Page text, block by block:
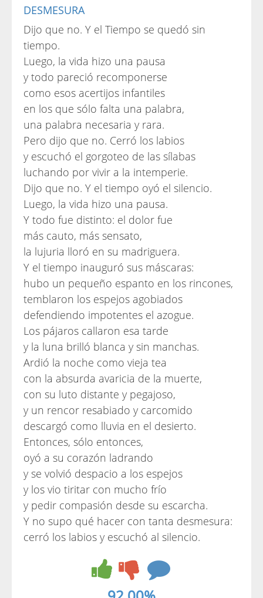
DESMESURA
Dijo que no. Y el Tiempo se quedó sin
tiempo.
Luego, la vida hizo una pausa
y todo pareció recomponerse
como esos acertijos infantiles
en los que sólo falta una palabra,
una palabra necesaria y rara.
Pero dijo que no. Cerró los labios
y escuchó el gorgoteo de las sílabas
luchando por vivir a la intemperie.
Dijo que no. Y el tiempo oyó el silencio.
Luego, la vida hizo una pausa.
Y todo fue distinto: el dolor fue
más cauto, más sensato,
la lujuria lloró en su madriguera.
Y el tiempo inauguró sus máscaras:
hubo un pequeño espanto en los rincones,
temblaron los espejos agobiados
defendiendo impotentes el azogue.
Los pájaros callaron esa tarde
y la luna brilló blanca y sin manchas.
Ardió la noche como vieja tea
con la absurda avaricia de la muerte,
con su luto distante y pegajoso,
y un rencor resabiado y carcomido
descargó como lluvia en el desierto.
Entonces, sólo entonces,
oyó a su corazón ladrando
y se volvió despacio a los espejos
y los vio tiritar con mucho frío
y pedir compasión desde su escarcha.
Y no supo qué hacer con tanta desmesura:
cerró los labios y escuchó al silencio.